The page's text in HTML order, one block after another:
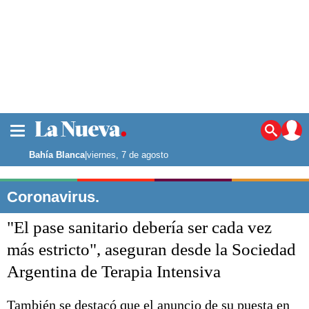
Noticias
La ciudad
Punta Alta
El mundo
Seguridad
Deportes
Escenario Olímpico
Liga del Sur
Bahía Blanca|viernes, 7 de agosto
Coronavirus.
"El pase sanitario debería ser cada vez
más estricto", aseguran desde la Sociedad
Argentina de Terapia Intensiva
También se destacó que el anuncio de su puesta en